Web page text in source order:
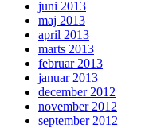
juni 2013
maj 2013
april 2013
marts 2013
februar 2013
januar 2013
december 2012
november 2012
september 2012